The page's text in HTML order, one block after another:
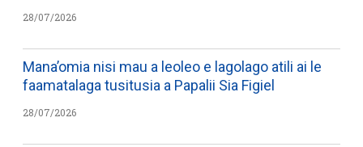
28/07/2026
Mana’omia nisi mau a leoleo e lagolago atili ai le
faamatalaga tusitusia a Papalii Sia Figiel
28/07/2026